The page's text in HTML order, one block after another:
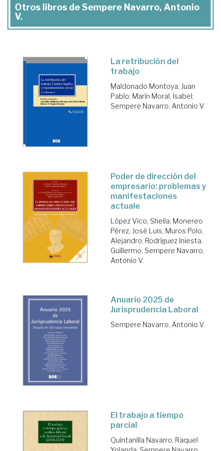
Otros libros de Sempere Navarro, Antonio
V.
La retribución del
trabajo
Maldonado Montoya, Juan
Pablo; Marín Moral, Isabel;
Sempere Navarro, Antonio V.
Poder de dirección del
empresario: problemas y
manifestaciones
actuale
López Vico, Sheila; Monereo
Pérez, José Luis; Muros Polo,
Alejandro; Rodríguez Iniesta,
Guillermo; Sempere Navarro,
Antonio V.
Anuario 2025 de
Jurisprudencia Laboral
Sempere Navarro, Antonio V.
El trabajo a tiempo
parcial
Quintanilla Navarro, Raquel